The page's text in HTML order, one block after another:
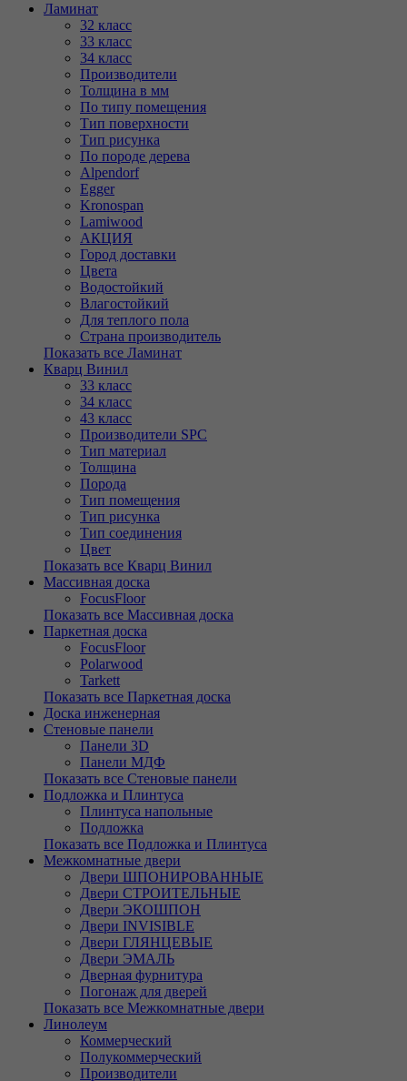
Ламинат
32 класс
33 класс
34 класс
Производители
Толщина в мм
По типу помещения
Тип поверхности
Тип рисунка
По породе дерева
Alpendorf
Egger
Kronospan
Lamiwood
АКЦИЯ
Город доставки
Цвета
Водостойкий
Влагостойкий
Для теплого пола
Страна производитель
Показать все Ламинат
Кварц Винил
33 класс
34 класс
43 класс
Производители SPC
Тип материал
Толщина
Порода
Тип помещения
Тип рисунка
Тип соединения
Цвет
Показать все Кварц Винил
Массивная доска
FocusFloor
Показать все Массивная доска
Паркетная доска
FocusFloor
Polarwood
Tarkett
Показать все Паркетная доска
Доска инженерная
Стеновые панели
Панели 3D
Панели МДФ
Показать все Стеновые панели
Подложка и Плинтуса
Плинтуса напольные
Подложка
Показать все Подложка и Плинтуса
Межкомнатные двери
Двери ШПОНИРОВАННЫЕ
Двери СТРОИТЕЛЬНЫЕ
Двери ЭКОШПОН
Двери INVISIBLE
Двери ГЛЯНЦЕВЫЕ
Двери ЭМАЛЬ
Дверная фурнитура
Погонаж для дверей
Показать все Межкомнатные двери
Линолеум
Коммерческий
Полукоммерческий
Производители